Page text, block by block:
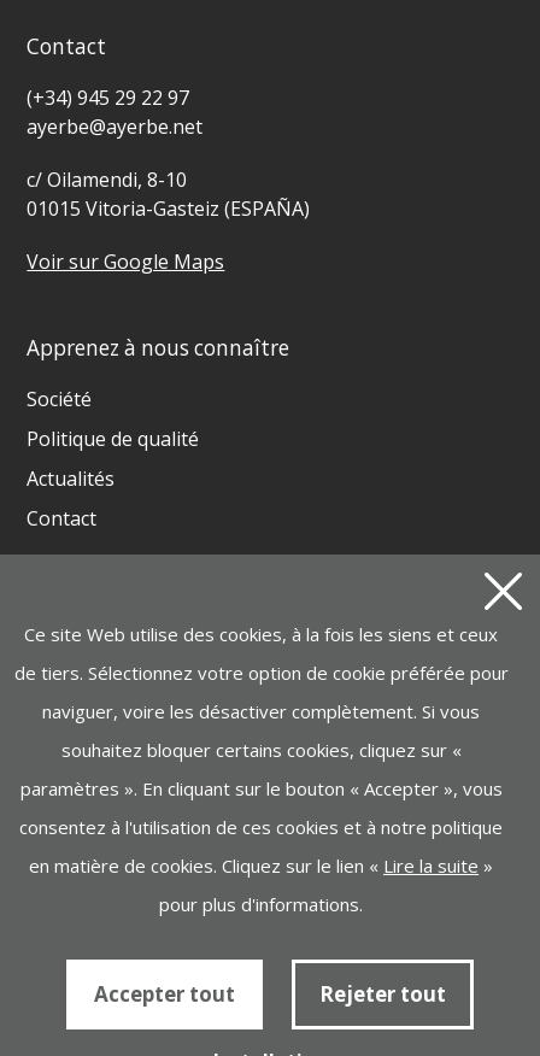
Contact
(+34) 945 29 22 97
ayerbe@ayerbe.net
c/ Oilamendi, 8-10
01015 Vitoria-Gasteiz (ESPAÑA)
Voir sur Google Maps
Apprenez à nous connaître
Société
Politique de qualité
Actualités
Contact
GROUPES ÉLECTROGÈNES ET SOUDEUSES
BATTERIE INSTAGRID ONE
MOTOPOMPES, ÉLECTROPOMPES, NETTOYEURS
VAPEURS
MANUTENTION, LEVAGE
MACHINERIE DE CONSTRUCTION
INDUSTRIE, ÉCLAIRAGE, MACHINES DE JARDIN
Politique de cookies Informations au fournisseur
Ce site Web utilise des cookies, à la fois les siens et ceux
de tiers. Sélectionnez votre option de cookie préférée pour
naviguer, voire les désactiver complètement. Si vous
souhaitez bloquer certains cookies, cliquez sur «
paramètres ». En cliquant sur le bouton « Accepter », vous
consentez à l'utilisation de ces cookies et à notre politique
en matière de cookies. Cliquez sur le lien « Lire la suite »
pour plus d'informations.
Accepter tout Rejeter tout